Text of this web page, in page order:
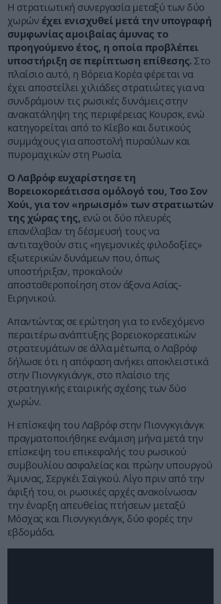
Η στρατιωτική συνεργασία μεταξύ των δύο
χωρών έχει ενισχυθεί μετά την υπογραφή
συμφωνίας αμοιβαίας άμυνας το
προηγούμενο έτος, η οποία προβλέπει
υποστήριξη σε περίπτωση επίθεσης. Στο
πλαίσιο αυτό, η Βόρεια Κορέα φέρεται να
έχει αποστείλει χιλιάδες στρατιώτες για να
συνδράμουν τις ρωσικές δυνάμεις στην
ανακατάληψη της περιφέρειας Κουρσκ, ενώ
κατηγορείται από το Κίεβο και δυτικούς
συμμάχους για αποστολή πυραύλων και
πυρομαχικών στη Ρωσία.
Ο Λαβρόφ ευχαρίστησε τη
Βορειοκορεάτισσα ομόλογό του, Τσο Σον
Χούι, για τον «ηρωισμό» των στρατιωτών
της χώρας της, ενώ οι δύο πλευρές
επανέλαβαν τη δέσμευσή τους να
αντιταχθούν στις «ηγεμονικές φιλοδοξίες»
εξωτερικών δυνάμεων που, όπως
υποστήριξαν, προκαλούν
αποσταθεροποίηση στον άξονα Ασίας-
Ειρηνικού.
Απαντώντας σε ερώτηση για το ενδεχόμενο
περαιτέρω ανάπτυξης βορειοκορεατικών
στρατευμάτων σε άλλα μέτωπα, ο Λαβρόφ
δήλωσε ότι η απόφαση ανήκει αποκλειστικά
στην Πιονγκγιάνγκ, στο πλαίσιο της
στρατηγικής εταιρικής σχέσης των δύο
χωρών.
Η επίσκεψη του Λαβρόφ στην Πιονγκγιάνγκ
πραγματοποιήθηκε ενάμιση μήνα μετά την
επίσκεψη του επικεφαλής του ρωσικού
συμβουλίου ασφαλείας και πρώην υπουργού
Άμυνας, Σεργκέι Σαϊγκού. Λίγο πριν από την
άφιξή του, οι ρωσικές αρχές ανακοίνωσαν
την έναρξη απευθείας πτήσεων μεταξύ
Μόσχας και Πιονγκγιάνγκ, δύο φορές την
εβδομάδα.